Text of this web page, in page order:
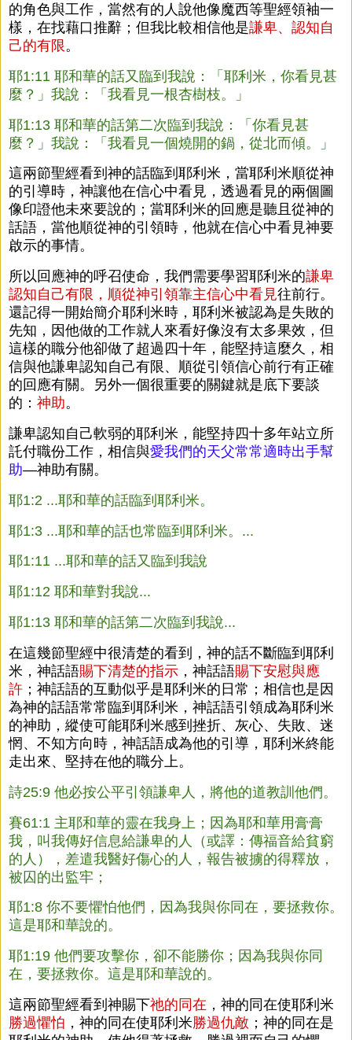
的角色與工作，當然有的人說他像魔西等聖經領袖一
樣，在找藉口推辭；但我比較相信他是謙卑、認知自
己的有限 。
耶1:11 耶和華的話又臨到我說：「耶利米，你看見甚
麼？」我說：「我看見一根杏樹枝。」
耶1:13 耶和華的話第二次臨到我說：「你看見甚
麼？」我說：「我看見一個燒開的鍋，從北而傾。」
這兩節聖經看到神的話臨到耶利米，當耶利米順從神
的引導時，神讓他在信心中看見，透過看見的兩個圖
像印證他未來要說的；當耶利米的回應是聽且從神的
話語，當他順從神的引領時，他就在信心中看見神要
啟示的事情。
所以回應神的呼召使命，我們需要學習耶利米的謙卑
認知自己有限，順從神引領靠主信心中看見往前行。
還記得一開始簡介耶利米時，耶利米被認為是失敗的
先知，因他做的工作就人來看好像沒有太多果效，但
這樣的職分他卻做了超過四十年，能堅持這麼久，相
信與他謙卑認知自己有限、順從引領信心前行有正確
的回應有關。另外一個很重要的關鍵就是底下要談
的： 神助。
謙卑認知自己軟弱的耶利米，能堅持四十多年站立所
託付職份工作，相信與愛我們的天父常常適時出手幫
助—神助有關。
耶1:2 ...耶和華的話臨到耶利米。
耶1:3 ...耶和華的話也常臨到耶利米。...
耶1:11 ...耶和華的話又臨到我說
耶1:12 耶和華對我說...
耶1:13 耶和華的話第二次臨到我說...
在這幾節聖經中很清楚的看到，神的話不斷臨到耶利
米，神話語賜下清楚的指示 ，神話語賜下安慰與應
許 ；神話語的互動似乎是耶利米的日常；相信也是因
為神的話語常常臨到耶利米，神話語引領成為耶利米
的神助，縱使可能耶利米感到挫折、灰心、失敗、迷
惘、不知方向時，神話語成為他的引導，耶利米終能
走出來、堅持在他的職分上。
詩25:9 他必按公平引領謙卑人，將他的道教訓他們。
賽61:1 主耶和華的靈在我身上；因為耶和華用膏膏
我，叫我傳好信息給謙卑的人（或譯：傳福音給貧窮
的人），差遣我醫好傷心的人，報告被擄的得釋放，
被囚的出監牢；
耶1:8 你不要懼怕他們，因為我與你同在，要拯救你。
這是耶和華說的。
耶1:19 他們要攻擊你，卻不能勝你；因為我與你同
在，要拯救你。這是耶和華說的。
這兩節聖經看到神賜下祂的同在 ，神的同在使耶利米
勝過懼怕 ，神的同在使耶利米勝過仇敵 ；神的同在是